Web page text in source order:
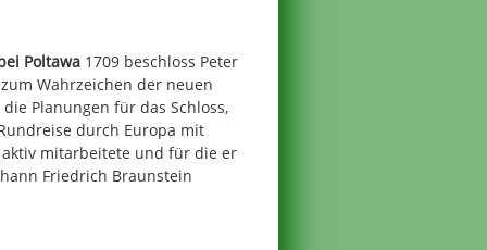
Poltawa 1709 beschloss Peter
Wahrzeichen der neuen
Planungen für das Schloss,
durch Europa mit
mitarbeitete und für die er
Friedrich Braunstein